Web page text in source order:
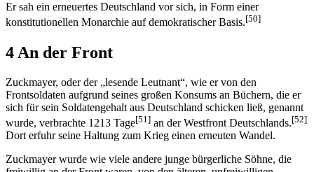
Er sah ein erneuertes Deutschland vor sich, in Form einer
konstitutionellen Monarchie auf demokratischer Basis.[50]
4 An der Front
Zuckmayer, oder der „lesende Leutnant“, wie er von den
Frontsoldaten aufgrund seines großen Konsums an Büchern, die er
sich für sein Soldatengehalt aus Deutschland schicken ließ, genannt
wurde, verbrachte 1213 Tage[51] an der Westfront Deutschlands.[52]
Dort erfuhr seine Haltung zum Krieg einen erneuten Wandel.
Zuckmayer wurde wie viele andere junge bürgerliche Söhne, die